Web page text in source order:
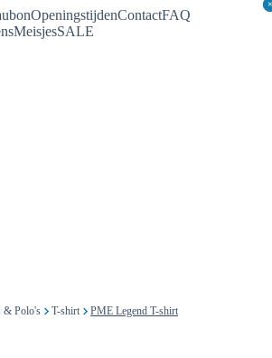
OpeningstijdenContactFAQ
MeisjesSALE
×
×
& Polo's T-shirt PME Legend T-shirt